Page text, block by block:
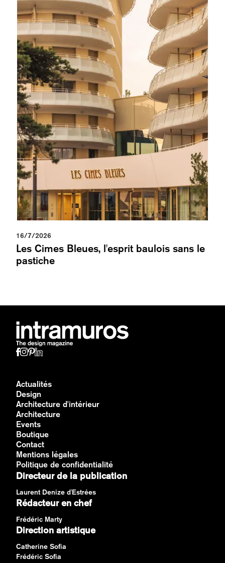
16/7/2026
Les Cimes Bleues, l'esprit baulois sans le
pastiche
Actualités
Design
Architecture d'intérieur
Architecture
Events
Boutique
Contact
Mentions légales
Politique de confidentialité
Directeur de la publication
Laurent Denize d'Estrées
Rédacteur en chef
Frédéric Marty
Direction artistique
Catherine Sofia
Frédéric Sofia